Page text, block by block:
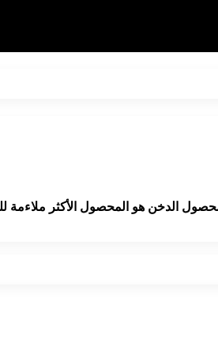
الدخن هو المحصول الأكثر ملاءمة